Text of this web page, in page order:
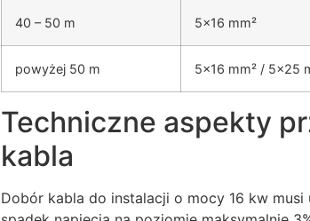
40 – 50 m 5×16 mm²
powyżej 50 m 5×16 mm² / 5×25
Techniczne aspekty
kabla
Dobór kabla do instalacji o mocy 16 kw